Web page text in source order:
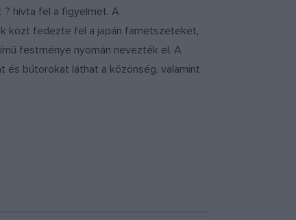
? hívta fel a figyelmet. A
közt fedezte fel a japán fametszeteket,
festménye nyomán nevezték el. A
és bútorokat láthat a közönség, valamint